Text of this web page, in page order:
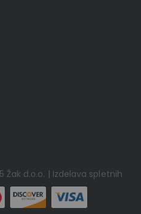
Žak d.o.o. | Izdelava spletnih